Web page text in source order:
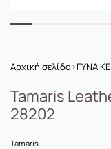
Αρχική σελίδα›
Tamaris
28202
Tamaris